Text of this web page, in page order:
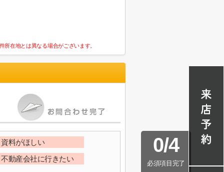
在地とは異なる場合がございます。
0/4
必須項目完了
資料がほしい
不動産会社に行きたい